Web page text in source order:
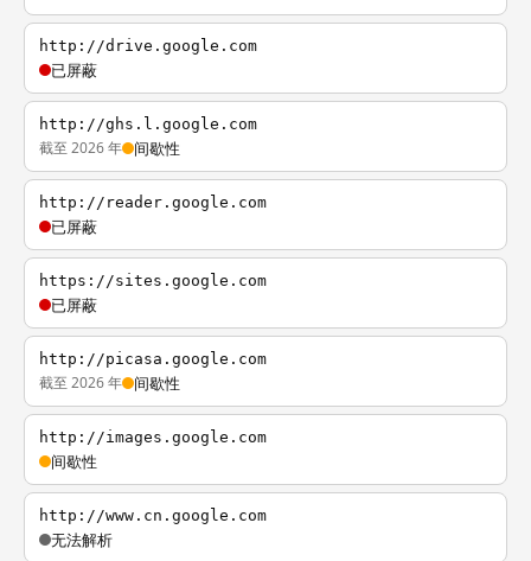
http://drive.google.com
已屏蔽
http://ghs.l.google.com
截至 2026 年 间歇性
http://reader.google.com
已屏蔽
https://sites.google.com
已屏蔽
http://picasa.google.com
截至 2026 年 间歇性
http://images.google.com
间歇性
http://www.cn.google.com
无法解析